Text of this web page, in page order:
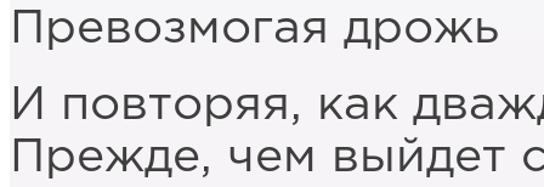
Превозмогая дрожь
И повторяя, как
Прежде, чем выйдет